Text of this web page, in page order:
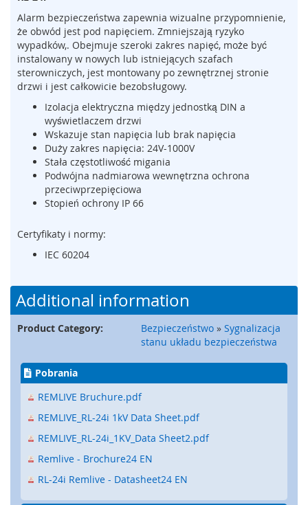
e
n
t
y
n
a
s
w
,
m
a
t
z
d
r
z
k
Alarm bezpieczeństwa zapewnia wizualne przypomnienie,
że obwód jest pod napięciem. Zmniejszają ryzyko
wypadków,. Obejmuje szeroki zakres napięć, może być
instalowany w nowych lub istniejących szafach
sterowniczych, jest montowany po zewnętrznej stronie
drzwi i jest całkowicie bezobsługowy.
Izolacja elektryczna między jednostką DIN a
wyświetlaczem drzwi
Wskazuje stan napięcia lub brak napięcia
Duży zakres napięcia: 24V-1000V
Stała częstotliwość migania
Podwójna nadmiarowa wewnętrzna ochrona
przeciwprzepięciowa
Stopień ochrony IP 66
Certyfikaty i normy:
IEC 60204
Additional information
Product Category: Bezpieczeństwo » Sygnalizacja
stanu układu bezpieczeństwa
Pobrania
REMLIVE Bruchure.pdf
REMLIVE_RL-24i 1kV Data Sheet.pdf
REMLIVE_RL-24i_1KV_Data Sheet2.pdf
Remlive - Brochure24 EN
RL-24i Remlive - Datasheet24 EN